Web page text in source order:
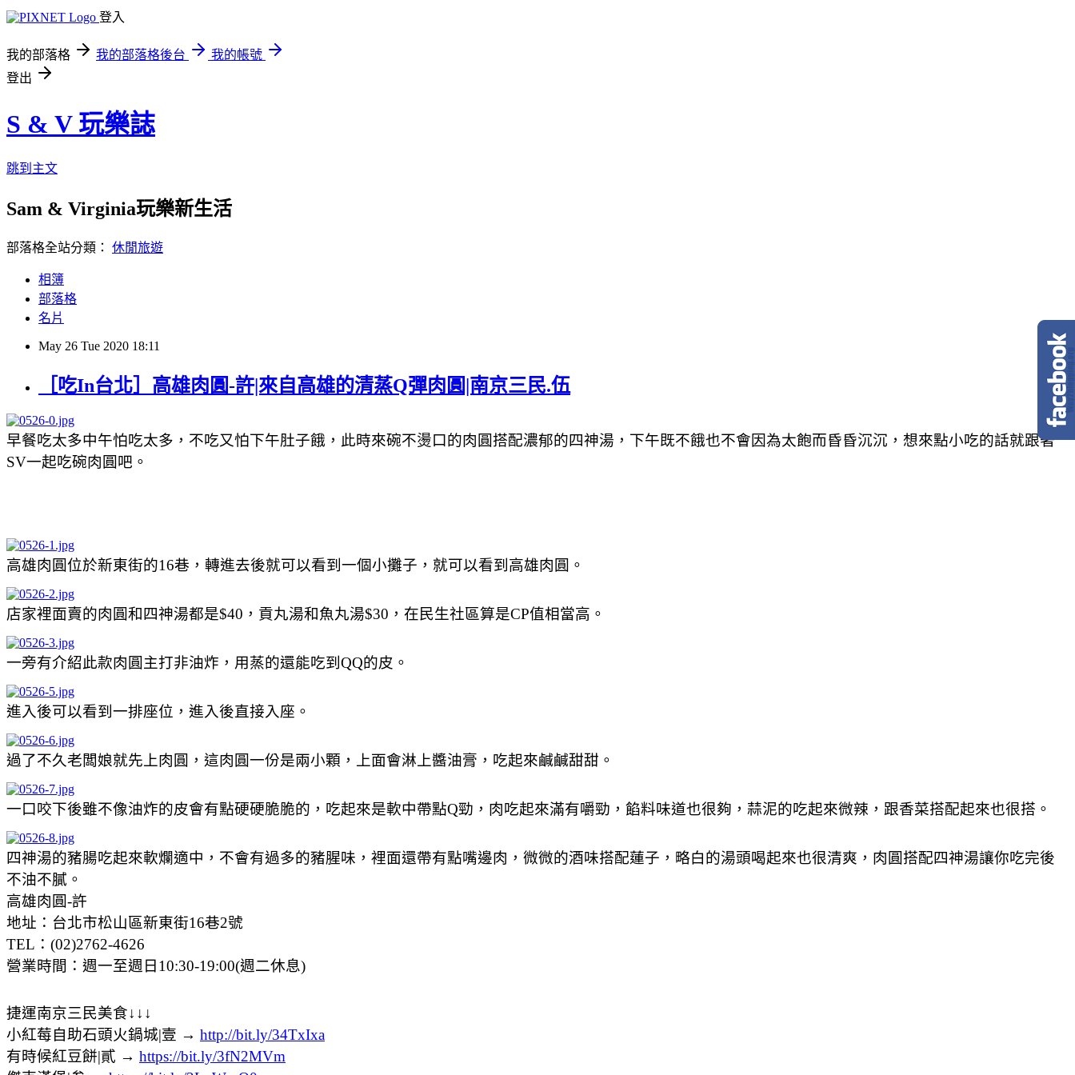
登入
我的部落格 我的部落格後台
我的帳號
登出
S & V 玩樂誌
跳到主文
Sam & Virginia玩樂新生活
部落格全站分類： 休閒旅遊
相簿
部落格
名片
May 26 Tue 2020 18:11
［吃In台北］高雄肉圓-許|來自高雄的清蒸Q彈肉圓|南京三民.伍
早餐吃太多中午怕吃太多，不吃又怕下午肚子餓，此時來碗不燙口的肉圓搭配濃郁的四神湯，下午既不餓也不會因為太飽而昏昏沉沉，想來點小吃的話就跟著
SV一起吃碗肉圓吧。
高雄肉圓位於新東街的16巷，轉進去後就可以看到一個小攤子，就可以看到高雄肉圓。
店家裡面賣的肉圓和四神湯都是$40，貢丸湯和魚丸湯$30，在民生社區算是CP值相當高。
一旁有介紹此款肉圓主打非油炸，用蒸的還能吃到QQ的皮。
進入後可以看到一排座位，進入後直接入座。
過了不久老闆娘就先上肉圓，這肉圓一份是兩小顆，上面會淋上醬油膏，吃起來鹹鹹甜甜。
一口咬下後雖不像油炸的皮會有點硬硬脆脆的，吃起來是軟中帶點Q勁，肉吃起來滿有嚼勁，餡料味道也很夠，蒜泥的吃起來微辣，跟香菜搭配起來也很搭。
四神湯的豬腸吃起來軟爛適中，不會有過多的豬腥味，裡面還帶有點嘴邊肉，微微的酒味搭配蓮子，略白的湯頭喝起來也很清爽，肉圓搭配四神湯讓你吃完後
不油不膩。
高雄肉圓-許
地址：台北市松山區新東街16巷2號
TEL：(02)2762-4626
營業時間：週一至週日10:30-19:00(週二休息)
捷運南京三民美食↓↓↓
小紅莓自助石頭火鍋城|壹 → http://bit.ly/34TxIxa
有時候紅豆餅|貳 → https://bit.ly/3fN2MVm